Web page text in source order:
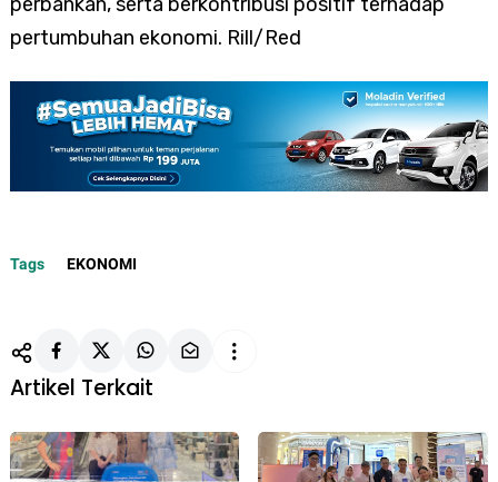
pertumbuhan ekonomi. Rill/Red
Tags EKONOMI
Artikel Terkait